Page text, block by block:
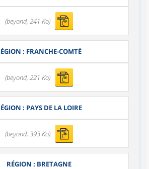
(beyond, 241 Ko)
: FRANCHE-COMTÉ
(beyond, 221 Ko)
: PAYS DE LA LOIRE
(beyond, 393 Ko)
RÉGION : BRETAGNE